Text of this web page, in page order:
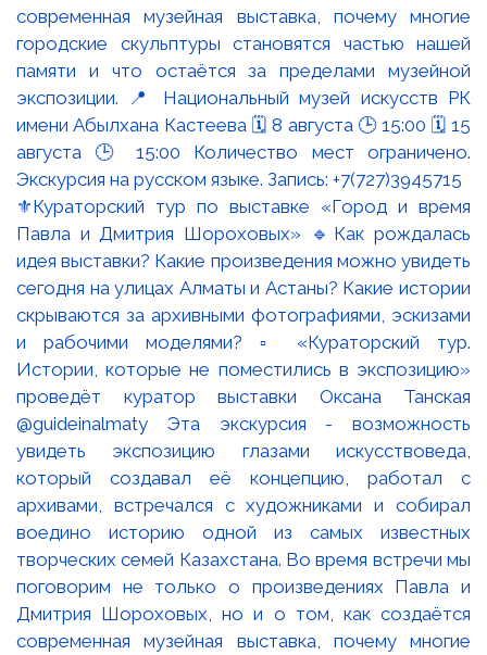
⚜️Кураторский тур по выставке «Город и время
Павла и Дмитрия Шороховых» 🔹Как рождалась
идея выставки? Какие произведения можно увидеть
сегодня на улицах Алматы и Астаны? Какие истории
скрываются за архивными фотографиями, эскизами
и рабочими моделями? ▫️ «Кураторский тур.
Истории, которые не поместились в экспозицию»
проведёт куратор выставки Оксана Танская
@guideinalmaty Эта экскурсия - возможность
увидеть экспозицию глазами искусствоведа,
который создавал её концепцию, работал с
архивами, встречался с художниками и собирал
воедино историю одной из самых известных
творческих семей Казахстана. Во время встречи мы
поговорим не только о произведениях Павла и
Дмитрия Шороховых, но и о том, как создаётся
современная музейная выставка, почему многие